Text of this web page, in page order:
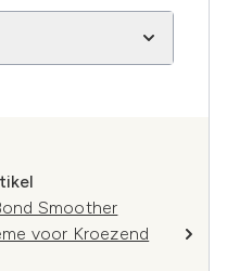
Smoother
voor Kroezend